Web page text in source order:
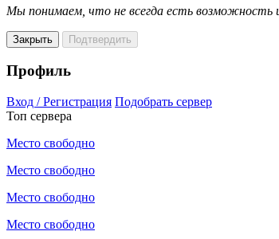
Мы понимаем, что не всегда есть возможность
Закрыть Подтвердить
Профиль
Вход / Регистрация Подобрать сервер
Топ сервера
Место свободно
Место свободно
Место свободно
Место свободно